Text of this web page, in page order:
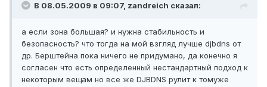
В 08.05.2009 в 09:07, zandreich сказал:
а если зона большая? и нужна стабильность и
безопасность? что тогда на мой взгляд лучше djbdns от
др. Берштейна пока ничего не придумано, да конечно я
согласен что есть определенный нестандартный подход к
некоторым вещам но все же DJBDNS рулит к томуже